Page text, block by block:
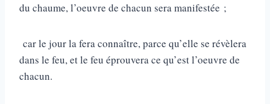
du chaume, l’oeuvre de chacun sera manifestée ;
car le jour la fera connaître, parce qu’elle se révèlera
dans le feu, et le feu éprouvera ce qu’est l’oeuvre de
chacun.